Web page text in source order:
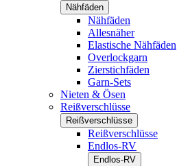
Nähfäden
Nähfäden
Allesnäher
Elastische Nähfäden
Overlockgarn
Zierstichfäden
Garn-Sets
Nieten & Ösen
Reißverschlüsse
Reißverschlüsse
Reißverschlüsse
Endlos-RV
Endlos-RV